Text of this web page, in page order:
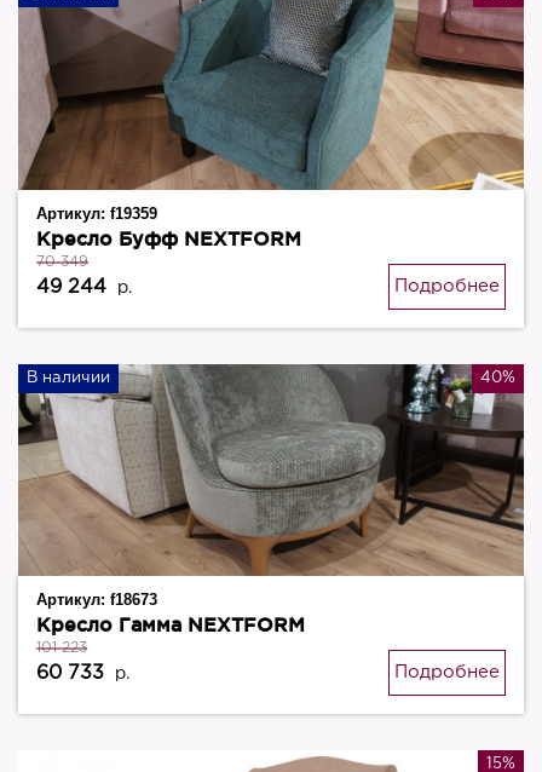
Артикул: f19359
Кресло Буфф NEXTFORM
70 349
49 244 р. Подробнее
В наличии 40%
Артикул: f18673
Кресло Гамма NEXTFORM
101 223
60 733 р. Подробнее
15%